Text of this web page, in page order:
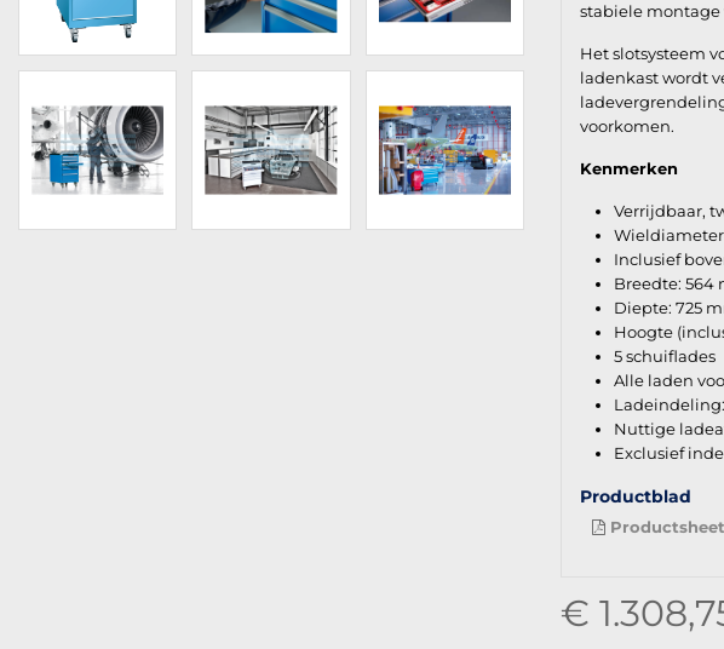
stabiele montage
Het slotsysteem
ladenkast wordt
voorkomen.
Kenmerken
Verrijdbaar,
Inclusief
Breedte: 564
Diepte: 725
Hoogte
5 schuiflades
Alle laden
Ladeindeling:
Nuttige
Exclusief
Productblad
€